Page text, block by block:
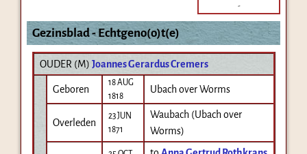
-
Gezinsblad - Echtgeno(o)t(e)
OUDER (M) Joannes Gerardus Cremers
Geboren
18 AUG
1818
Ubach over Worms
Overleden
23 JUN
1871
Waubach (Ubach over
Worms)